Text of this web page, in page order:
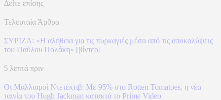
Δείτε επίσης
Τελευταία Άρθρα
ΣΥΡΙΖΑ: «Η αλήθεια για τις πυρκαγιές μέσα από τις αποκαλύψεις
του Παύλου Πολάκη» [βίντεο]
5 λεπτά πριν
Οι Μαλλιαροί Ντετέκτιβ: Με 95% στο Rotten Tomatoes, η νέα
ταινία του Hugh Jackman κατακτά το Prime Video